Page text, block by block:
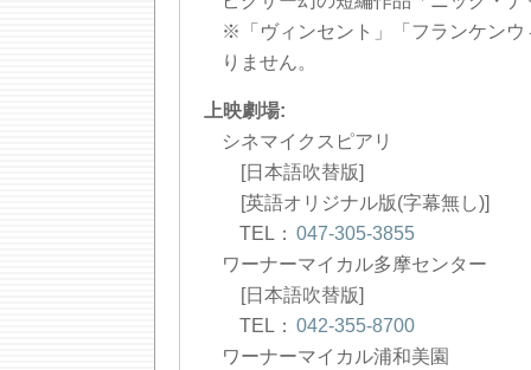
※「ヴィンセント」「フランケンウ
りません。
上映劇場:
シネマイクスピアリ
[日本語吹替版]
[英語オリジナル版(字幕無し)]
TEL： 047-305-3855
ワーナーマイカル多摩センター
[日本語吹替版]
TEL： 042-355-8700
ワーナーマイカル浦和美園